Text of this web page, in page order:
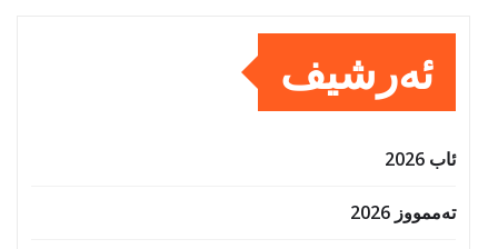
ئەرشیف
ئاب 2026
تەممووز 2026